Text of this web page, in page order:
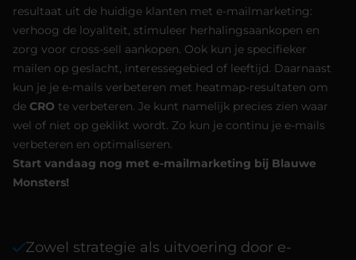
resultaat uit de huidige klanten met e-mailmarketing:
verhoog de loyaliteit, stimuleer herhalingsaankopen en
zorg voor cross-sell aankopen. Ook kun je specifieker
mailen op geslacht, interessegebied of leeftijd. Daarnaast
kun je je e-mails verbeteren met heatmap-resultaten om
de CRO te verbeteren. Je kunt namelijk precies zien waar
wel of niet op geklikt wordt. Zo kun je continu je e-mails
verbeteren en optimaliseren.
Start vandaag nog met e-mailmarketing bij Blauwe
Monsters!
Zowel strategie als uitvoering door e-